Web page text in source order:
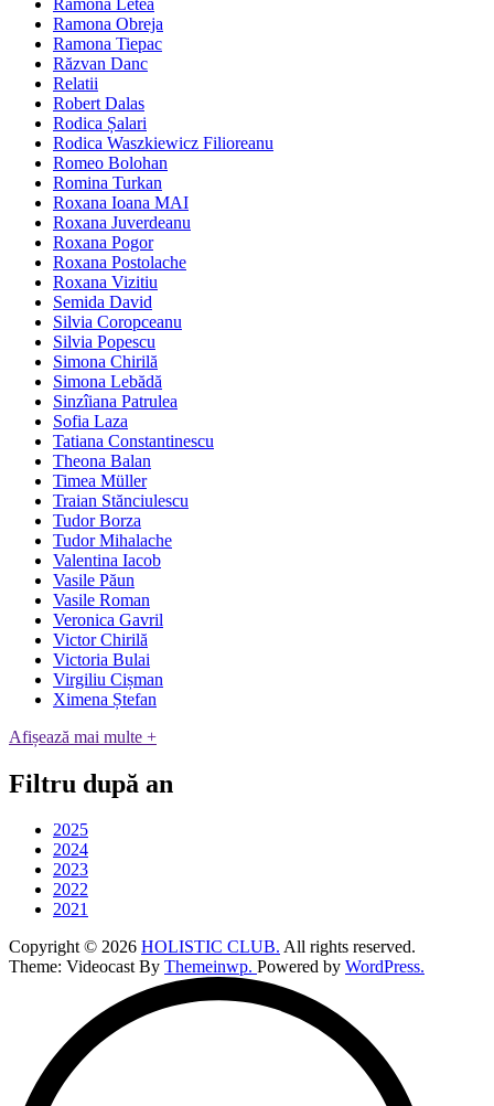
Ramona Obreja
Ramona Tiepac
Răzvan Danc
Relatii
Robert Dalas
Rodica Șalari
Rodica Waszkiewicz Filioreanu
Romeo Bolohan
Romina Turkan
Roxana Ioana MAI
Roxana Juverdeanu
Roxana Pogor
Roxana Postolache
Roxana Vizitiu
Semida David
Silvia Coropceanu
Silvia Popescu
Simona Chirilă
Simona Lebădă
Sinzîiana Patrulea
Sofia Laza
Tatiana Constantinescu
Theona Balan
Timea Müller
Traian Stănciulescu
Tudor Borza
Tudor Mihalache
Valentina Iacob
Vasile Păun
Vasile Roman
Veronica Gavril
Victor Chirilă
Victoria Bulai
Virgiliu Cișman
Ximena Ștefan
Afișează mai multe +
Filtru după an
2025
2024
2023
2022
2021
Copyright © 2026 HOLISTIC CLUB. All rights reserved.
Theme: Videocast By Themeinwp. Powered by WordPress.